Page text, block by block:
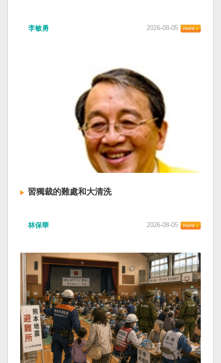
李敏勇 2026-08-05
習獨裁的難處和大清洗
林保華 2026-08-05